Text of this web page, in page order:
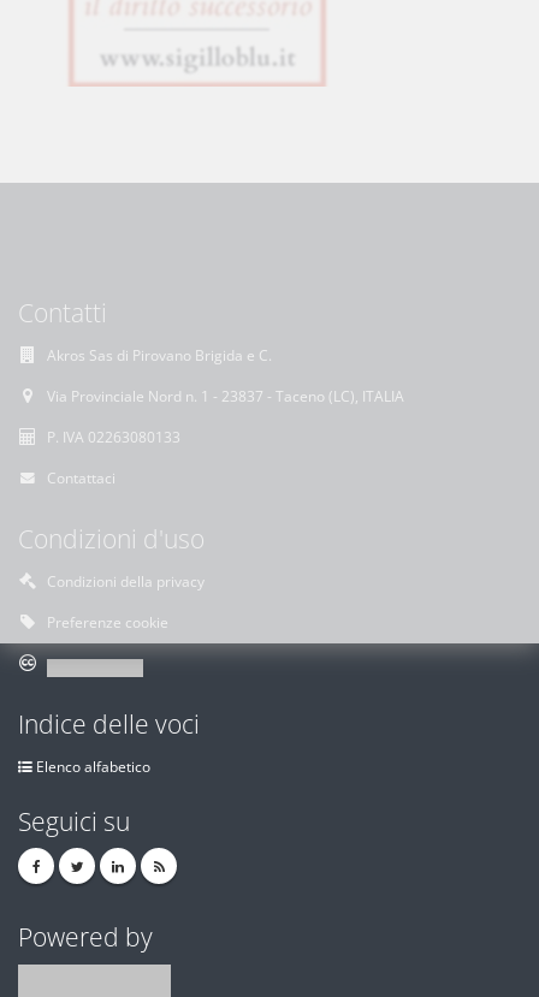
Contatti
Akros Sas di Pirovano Brigida e C.
Via Provinciale Nord n. 1 - 23837 - Taceno (LC), ITALIA
P. IVA 02263080133
Contattaci
Condizioni d'uso
Condizioni della privacy
Preferenze cookie
Indice delle voci
Elenco alfabetico
Seguici su
Powered by